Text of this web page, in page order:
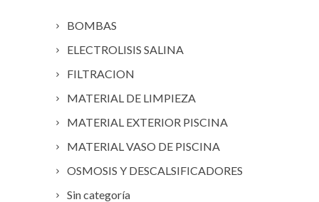
BOMBAS
ELECTROLISIS SALINA
FILTRACION
MATERIAL DE LIMPIEZA
MATERIAL EXTERIOR PISCINA
MATERIAL VASO DE PISCINA
OSMOSIS Y DESCALSIFICADORES
Sin categoría